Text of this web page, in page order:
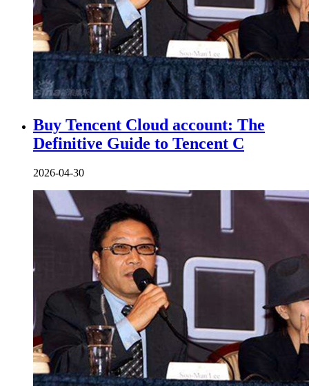
Buy Tencent Cloud account: The
Definitive Guide to Tencent C
2026-04-30